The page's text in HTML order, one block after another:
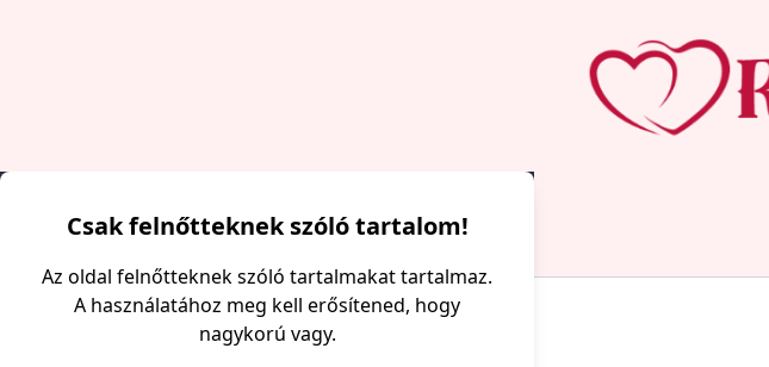
Csak felnőtteknek szóló tartalom!
Az oldal felnőtteknek szóló tartalmakat tartalmaz.
A használatához meg kell erősítened, hogy
nagykorú vagy.
Főoldal/ Szeged/ Fruzsi
Fruzsi, 23